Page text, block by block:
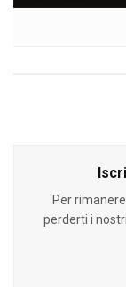
Per
perderti i